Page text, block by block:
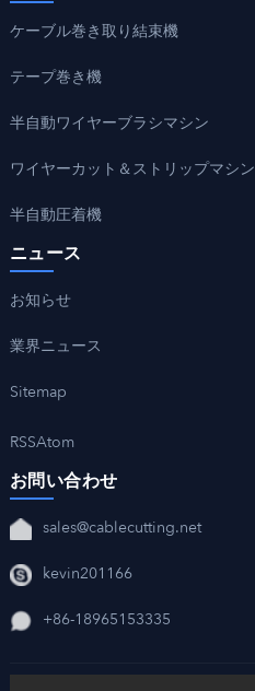
ケーブル巻き取り結束機
テープ巻き機
半自動ワイヤーブラシマシン
ワイヤーカット＆ストリップマシン
半自動圧着機
ニュース
お知らせ
業界ニュース
Sitemap
RSSAtom
お問い合わせ
sales@cablecutting.net
kevin201166
+86-18965153335